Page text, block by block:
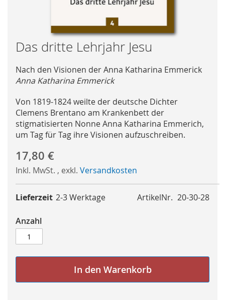
Skip
to
the
beginning
of
the
images
gallery
Das dritte Lehrjahr Jesu
Nach den Visionen der Anna Katharina Emmerick
Anna Katharina Emmerick
Von 1819-1824 weilte der deutsche Dichter
Clemens Brentano am Krankenbett der
stigmatisierten Nonne Anna Katharina Emmerich,
um Tag für Tag ihre Visionen aufzuschreiben.
17,80 €
Inkl. MwSt. , exkl. Versandkosten
ArtikelNr. 20-30-28
Lieferzeit 2-3 Werktage
Anzahl
In den Warenkorb